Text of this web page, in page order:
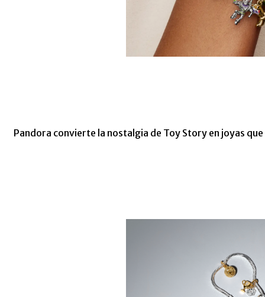
Pandora convierte la nostalgia de Toy Story en joyas